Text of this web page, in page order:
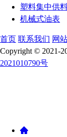
塑料集中供
机械式油表
首页 联系我们 网
Copyright © 2021-
2021010790号